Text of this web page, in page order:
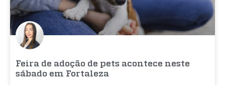
Feira de adoção de pets acontece neste
sábado em Fortaleza